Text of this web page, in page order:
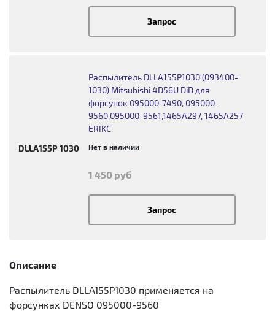
Запрос
DLLA155P 1030
Распылитель DLLA155P1030 (093400-
1030) Mitsubishi 4D56U DiD для
форсунок 095000-7490, 095000-
9560,095000-9561,1465A297, 1465A257
ERIKC
Нет в наличии
1 450 руб
Запрос
Описание
Распылитель DLLA155P1030 применяется на
форсунках DENSO 095000-9560